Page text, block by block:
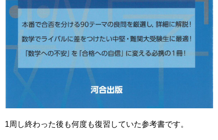
1周し終わった後も何度も復習していた参考書です。